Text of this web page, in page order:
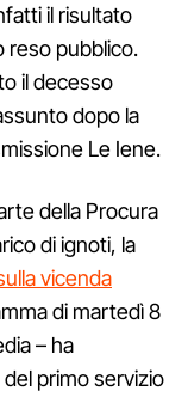
il risultato
reso pubblico.
il decesso
dopo la
Le Iene.
della Procura
di ignoti, la
vicenda
di martedì 8
– ha
primo servizio